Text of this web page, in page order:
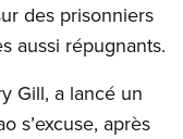
des prisonniers
aussi répugnants.
Gill, a lancé un
s’excuse, après